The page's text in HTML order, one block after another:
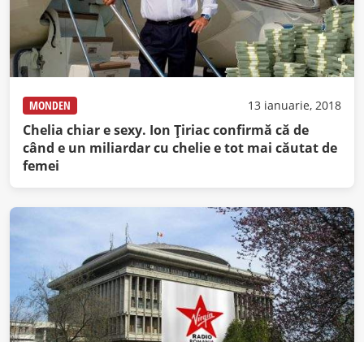
MONDEN 13 ianuarie, 2018
Chelia chiar e sexy. Ion Ţiriac confirmă că de
când e un miliardar cu chelie e tot mai căutat de
femei